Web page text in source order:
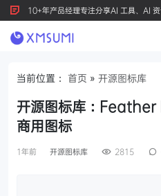
10+年产品经理专注分享AI 工具、AI
产品创新，按 Ctrl+D 收藏我们
当前位置： 首页 » 开源图标库
开源图标库：Feather
商用图标
1年前 开源图标库 2815